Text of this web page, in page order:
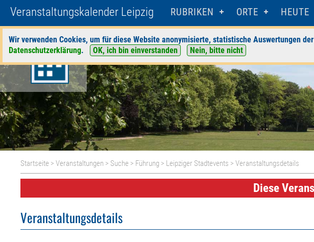
Veranstaltungskalender Leipzig RUBRIKEN ORTE HEUTE
Wir verwenden Cookies, um für diese Website anonymisierte, statistische Auswertungen
Datenschutzerklärung. OK, ich bin einverstanden Nein, bitte nicht
Startseite >Veranstaltungen > Suche > Führung > Leipziger Stadtevents > Veranstaltungsdetails
Diese
Veranstaltungsdetails